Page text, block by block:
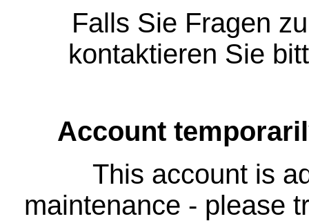
Falls Sie Fragen
kontaktieren Sie
Account
This account is
maintenance - please